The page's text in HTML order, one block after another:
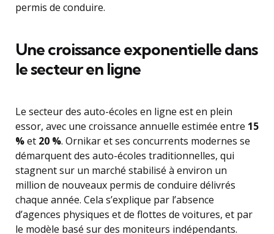
permis de conduire.
Une croissance exponentielle dans
le secteur en ligne
Le secteur des auto-écoles en ligne est en plein
essor, avec une croissance annuelle estimée entre 15
%et 20 %. Ornikar et ses concurrents modernes se
démarquent des auto-écoles traditionnelles, qui
stagnent sur un marché stabilisé à environ un
million de nouveaux permis de conduire délivrés
chaque année. Cela s’explique par l’absence
d’agences physiques et de flottes de voitures, et par
le modèle basé sur des moniteurs indépendants.